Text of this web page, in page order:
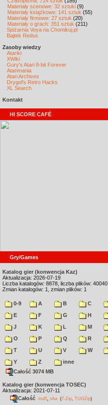
Materiały scenowe: 32 sztuki (9)
Materiały książkowe: 141 sztuk (55)
Materiały firmowe: 27 sztuk (20)
Materiały o grach: 351 sztuk (211)
Spiżarnia Voya na Chomikuj.pl
Bajtek Redux
Zasoby wiedzy
Atariki
XWiki
Gury's Atari 8-bit Forever
Atarimania
Atari Archives
Drygol's Retro Hacks
XL Search
Kontakt
HI SCORE CAFÉ
Gry/Games
Katalog gier (konwencja Kaz)
Aktualizacja: 2026-07-19
Liczba katalogów: 8878, liczba plików: 40040
Zmian katalogów: 1, zmian plików: 1
0-9 A B C
E
F G H
J
K L M
O
P Q R
T
U V W
Y
Z
inne
Całość 3074 MB
Katalog gier (konwencja TOSEC)
Aktualizacja: 2021-07-11
Całość md5 sha (7-Zip TUGZip)